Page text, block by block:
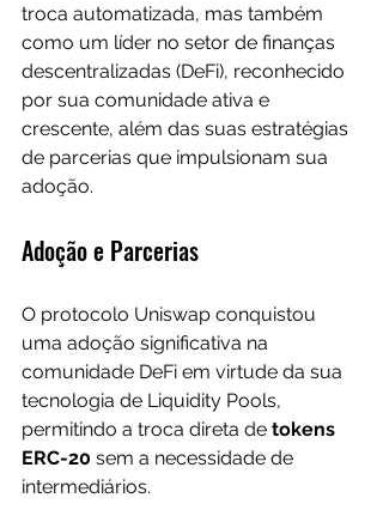
troca automatizada, mas também
como um líder no setor de finanças
descentralizadas (DeFi), reconhecido
por sua comunidade ativa e
crescente, além das suas estratégias
de parcerias que impulsionam sua
adoção.
Adoção e Parcerias
O protocolo Uniswap conquistou
uma adoção significativa na
comunidade DeFi em virtude da sua
tecnologia de Liquidity Pools,
permitindo a troca direta de tokens
ERC-20 sem a necessidade de
intermediários.